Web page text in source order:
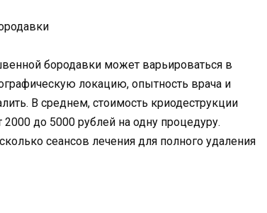
бородавки может варьироваться в
локацию, опытность врача и
В среднем, стоимость криодеструкции
до 5000 рублей на одну процедуру.
сеансов лечения для полного удаления